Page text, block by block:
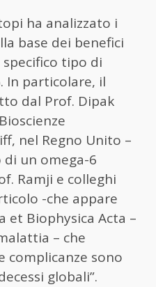
ha analizzato i
base dei benefici
tipo di
In particolare, il
dal Prof. Dipak
nel Regno Unito –
di un omega-6
Ramji e colleghi
-che appare
et Biophysica Acta –
– che
complicanze sono
globali”.